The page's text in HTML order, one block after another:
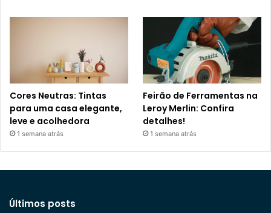
Cores Neutras: Tintas
para uma casa elegante,
leve e acolhedora
1 semana atrás
Feirão de Ferramentas na
Leroy Merlin: Confira
detalhes!
1 semana atrás
Últimos posts